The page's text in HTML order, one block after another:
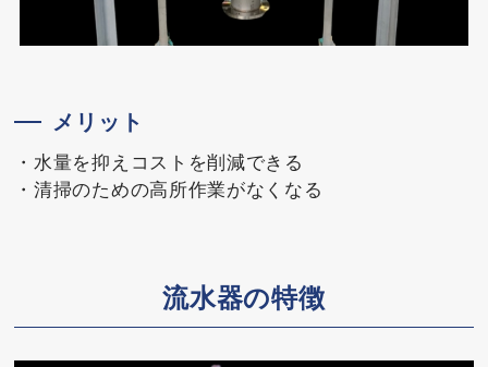
メリット
・水量を抑えコストを削減できる
・清掃のための高所作業がなくなる
流水器の特徴